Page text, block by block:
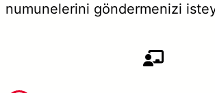
numunelerini göndermenizi